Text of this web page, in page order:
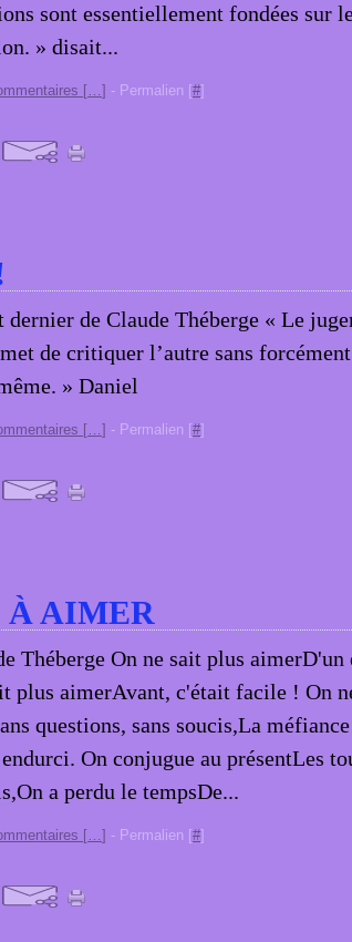
sont essentiellement fondées sur
» disait...
[…] - Permalien [#]
dernier de Claude Théberge « Le
de critiquer l’autre sans
» Daniel
[…] - Permalien [#]
À AIMER
Théberge On ne sait plus
plus aimerAvant, c'était facile ! On
questions, sans soucis,La
On conjugue au présentLes
a perdu le tempsDe...
[…] - Permalien [#]